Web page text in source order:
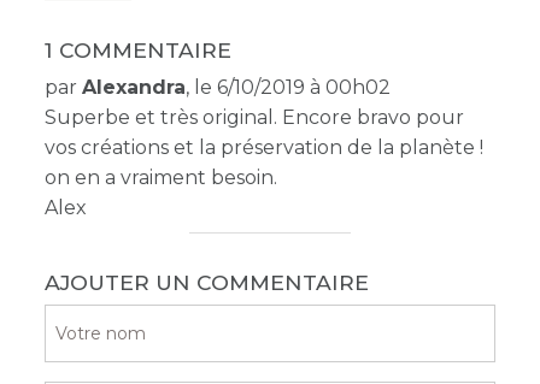
1 COMMENTAIRE
parAlexandra, le 6/10/2019 à 00h02
Superbe et très original. Encore bravo pour
vos créations et la préservation de la planète !
on en a vraiment besoin.
Alex
AJOUTER UN COMMENTAIRE